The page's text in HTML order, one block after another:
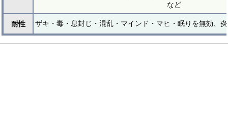
など
耐性 ザキ・毒・息封じ・混乱・マインド・マヒ・眠りを無効、